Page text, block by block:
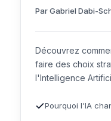
Par Gabriel Dabi-
Découvrez
faire des choix
l'Intelligence
Pourquoi l'IA